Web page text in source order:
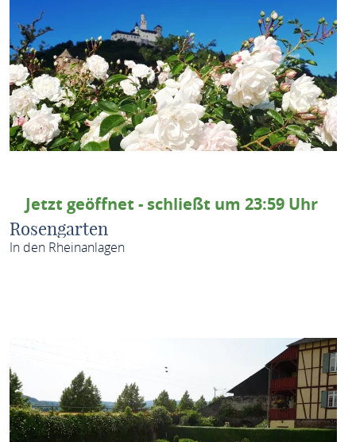
Jetzt geöffnet - schließt um 23:59 Uhr
Rosengarten
In den Rheinanlagen